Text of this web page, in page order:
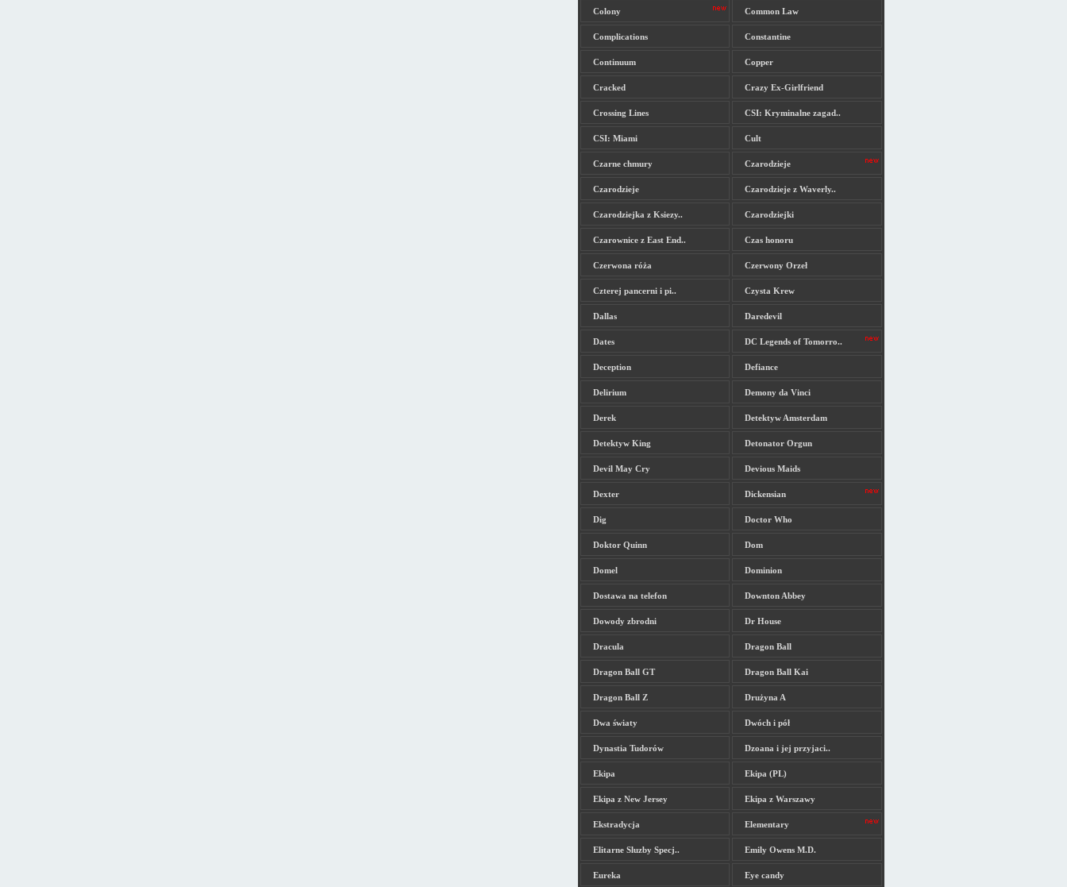
Colony Common Law
Complications Constantine
Continuum Copper
Cracked Crazy Ex-Girlfriend
Crossing Lines CSI: Kryminalne zagad..
CSI: Miami Cult
Czarne chmury Czarodzieje
Czarodzieje Czarodzieje z Waverly..
Czarodziejka z Ksiezy.. Czarodziejki
Czarownice z East End.. Czas honoru
Czerwona róża Czerwony Orzeł
Czterej pancerni i pi.. Czysta Krew
Dallas Daredevil
Dates DC Legends of Tomorro..
Deception Defiance
Delirium Demony da Vinci
Derek Detektyw Amsterdam
Detektyw King Detonator Orgun
Devil May Cry Devious Maids
Dexter Dickensian
Dig Doctor Who
Doktor Quinn Dom
Domel Dominion
Dostawa na telefon Downton Abbey
Dowody zbrodni Dr House
Dracula Dragon Ball
Dragon Ball GT Dragon Ball Kai
Dragon Ball Z Drużyna A
Dwa światy Dwóch i pół
Dynastia Tudorów Dzoana i jej przyjaci..
Ekipa Ekipa (PL)
Ekipa z New Jersey Ekipa z Warszawy
Ekstradycja Elementary
Elitarne Sluzby Specj.. Emily Owens M.D.
Eureka Eye candy